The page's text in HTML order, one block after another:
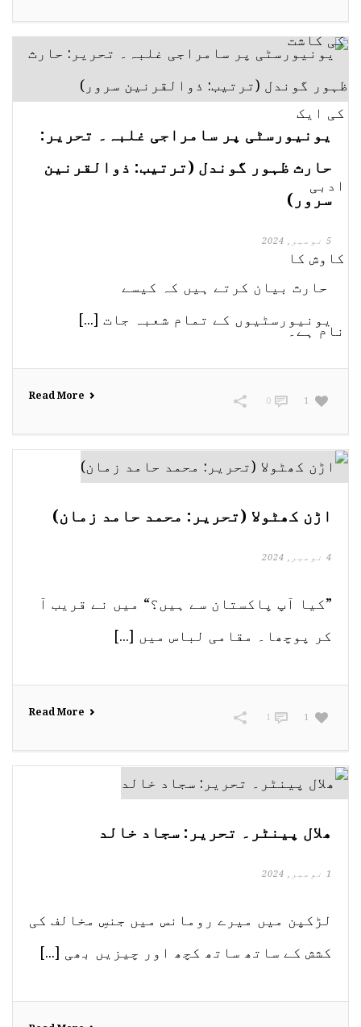
یونیورسٹی پر سامراجی غلبہ۔ تحریر:
حارث ظہور گوندل (ترتیب: ذوالقرنین
سرور)
5 نومبر, 2024
حارث بیان کرتے ہیں کہ کیسے
یونیورسٹیوں کے تمام شعبہ جات [...]
Read More 1
0
اڑن کھٹولا (تحریر: محمد حامد زمان)
4 نومبر, 2024
”کیا آپ پاکستان سے ہیں؟“ میں نے قریب آ
کر پوچھا۔ مقامی لباس میں [...]
Read More 1
1
ھلال پینٹر۔ تحریر: سجاد خالد
1 نومبر, 2024
لڑکپن میں میرے رومانس میں جنسِ مخالف کی
کشش کے ساتھ ساتھ کچھ اور چیزیں بھی [...]